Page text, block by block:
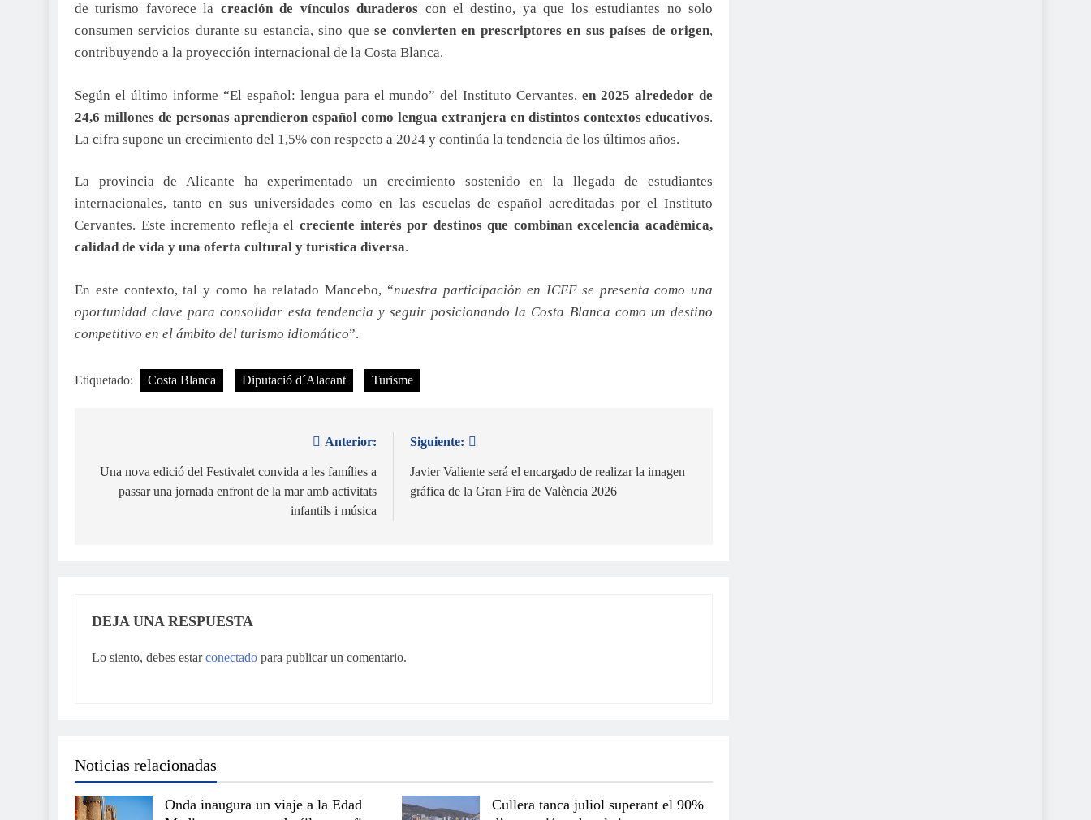
de turismo favorece la creación de vínculos duraderos con el destino, ya que los estudiantes no solo
consumen servicios durante su estancia, sino quese convierten en prescriptores en sus países de origen,
contribuyendo a la proyección internacional de la Costa Blanca.
Según el último informe “El español: lengua para el mundo” del Instituto Cervantes,en 2025 alrededor de
24,6 millones de personas aprendieron español como lengua extranjera en distintos contextos educativos.
La cifra supone un crecimiento del 1,5% con respecto a 2024 y continúa la tendencia de los últimos años.
La provincia de Alicante ha experimentado un crecimiento sostenido en la llegada de estudiantes
internacionales, tanto en sus universidades como en las escuelas de español acreditadas por el Instituto
Cervantes. Este incremento refleja el creciente interés por destinos que combinan excelencia académica,
calidad de vida y una oferta cultural y turística diversa.
En este contexto, tal y como ha relatado Mancebo, “nuestra participación en ICEF se presenta como una
oportunidad clave para consolidar esta tendencia y seguir posicionando la Costa Blanca como un destino
competitivo en el ámbito del turismo idiomático”.
Etiquetado: Costa Blanca Diputació d´Alacant Turisme
de
entradas
Anterior:
Una nova edició del Festivalet convida a les famílies a
passar una jornada enfront de la mar amb activitats
infantils i música
Siguiente:
Javier Valiente será el encargado de realizar la imagen
gráfica de la Gran Fira de València 2026
DEJA UNA RESPUESTA
Lo siento, debes estarconectado para publicar un comentario.
Noticias relacionadas
Onda inaugura un viaje a la Edad
Cullera tanca juliol superant el 90%